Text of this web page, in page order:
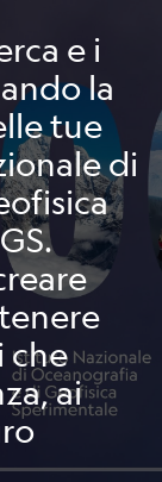
e i
la
tue
di
che
ai